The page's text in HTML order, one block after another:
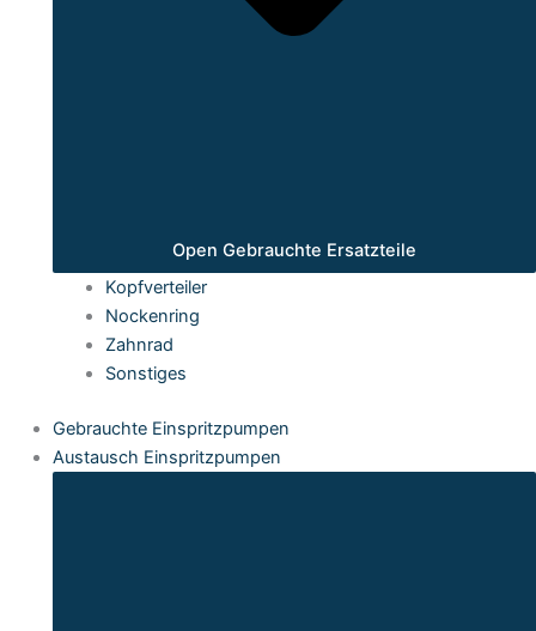
Open Gebrauchte Ersatzteile
Kopfverteiler
Nockenring
Zahnrad
Sonstiges
Gebrauchte Einspritzpumpen
Austausch Einspritzpumpen